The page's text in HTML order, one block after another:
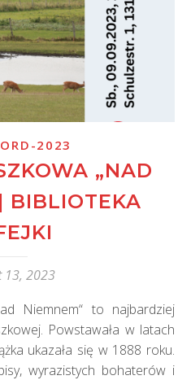
2023
„NAD
BIBLIOTEKA
13, 2023
Powstawała w latach
ukazała się w 1888 roku.
wyrazistych bohaterów i